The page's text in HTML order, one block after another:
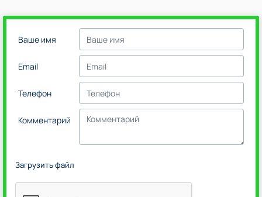
Ваше имя
Email
Телефон
Комментарий
Загрузить файл